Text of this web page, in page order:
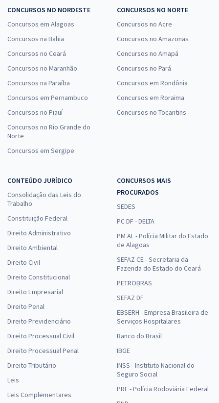
CONCURSOS NO NORDESTE
Concursos em Alagoas
Concursos na Bahia
Concursos no Ceará
Concursos no Maranhão
Concursos na Paraíba
Concursos em Pernambuco
Concursos no Piauí
Concursos no Rio Grande do
Norte
Concursos em Sergipe
CONCURSOS NO NORTE
Concursos no Acre
Concursos no Amazonas
Concursos no Amapá
Concursos no Pará
Concursos em Rondônia
Concursos em Roraima
Concursos no Tocantins
CONTEÚDO JURÍDICO
Consolidação das Leis do
Trabalho
Constituição Federal
Direito Administrativo
Direito Ambiental
Direito Civil
Direito Constitucional
Direito Empresarial
Direito Penal
Direito Previdenciário
Direito Processual Civil
Direito Processual Penal
Direito Tributário
Leis
Leis Complementares
CONCURSOS MAIS
PROCURADOS
SEDES
PC DF - DELTA
PM AL - Polícia Militar do Estado
de Alagoas
SEFAZ CE - Secretaria da
Fazenda do Estado do Ceará
PETROBRAS
SEFAZ DF
EBSERH - Empresa Brasileira de
Serviços Hospitalares
Banco do Brasil
IBGE
INSS - Instituto Nacional do
Seguro Social
PRF - Polícia Rodoviária Federal